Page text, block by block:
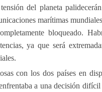
del planeta
marítimas
bloqueado.
ya que será
con los dos países en
a una decisión